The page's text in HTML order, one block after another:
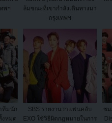
พฯ
ล้มขณะที่เขากำลังเดินทางมา
กรุงเทพฯ
ทีมนัก
งหมด
SBS รายงานว่าแฟนคลับ
EXO ใช้วิธีผิดกฎหมายในการ
ชม